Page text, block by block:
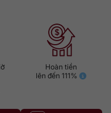
Hoàn tiền
lên đến 111%